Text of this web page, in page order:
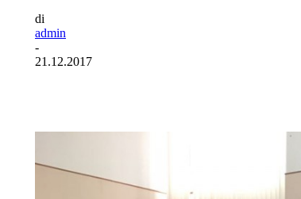
di
admin
-
21.12.2017